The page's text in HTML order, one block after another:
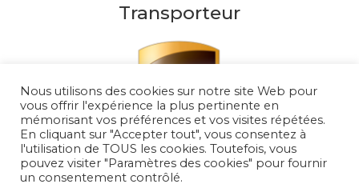
Transporteur
Nous utilisons des cookies sur notre site Web pour
vous offrir l'expérience la plus pertinente en
mémorisant vos préférences et vos visites répétées.
En cliquant sur "Accepter tout", vous consentez à
l'utilisation de TOUS les cookies. Toutefois, vous
pouvez visiter "Paramètres des cookies" pour fournir
un consentement contrôlé.